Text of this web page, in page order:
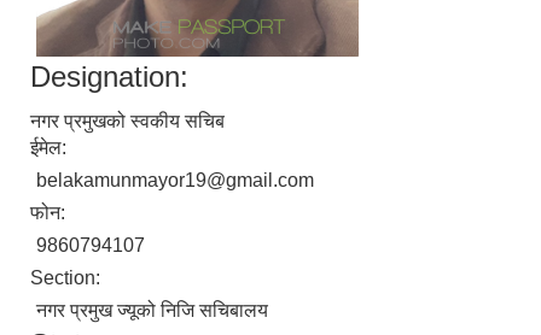
Designation:
नगर प्रमुखको स्वकीय सचिब
ईमेल:
belakamunmayor19@gmail.com
फोन:
9860794107
Section:
नगर प्रमुख ज्यूको निजि सचिबालय